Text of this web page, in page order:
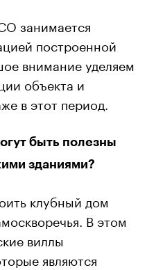
занимается
построенной
внимание уделяем
объекта и
в этот период.
быть полезны
зданиями?
клубный дом
В этом
виллы
являются